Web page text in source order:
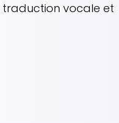
vocale et